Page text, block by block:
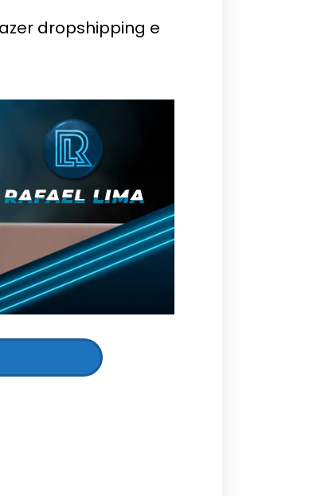
dropshipping e